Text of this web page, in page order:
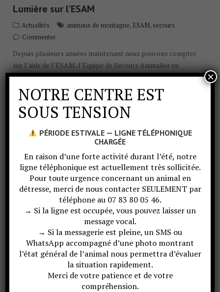
Lumière sur l’ESAM
Actualités animaux de montagne, ESAM, secours
Commenter
Depuis plusieurs années maintenant nous pouvons compter
sur l’aide de l’ESAM, l’Equipe de Secours Animalier en
Montagne. Cette association Iséroise intervient sur des cas
d’animaux sauvages, domestiques ou d’élevage, en…
Lire plus
NOTRE CENTRE EST
SOUS TENSION
PÉRIODE ESTIVALE — LIGNE TÉLÉPHONIQUE
CHARGÉE
En raison d’une forte activité durant l’été, notre
ligne téléphonique est actuellement très sollicitée.
Pour toute urgence concernant un animal en
détresse, merci de nous contacter SEULEMENT par
téléphone au 07 83 80 05 46.
→ Si la ligne est occupée, vous pouvez laisser un
message vocal.
→ Si la messagerie est pleine, un SMS ou
WhatsApp accompagné d’une photo montrant
l’état général de l’animal nous permettra d’évaluer
la situation rapidement.
Merci de votre patience et de votre
compréhension.
×